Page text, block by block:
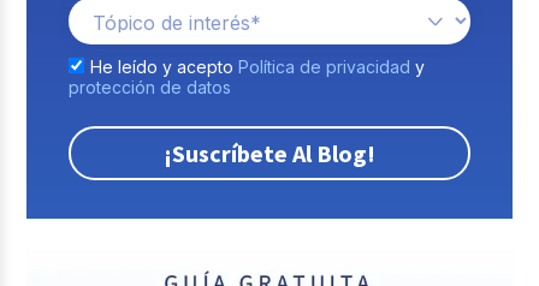
He leído y acepto Política de privacidad y
protección de datos